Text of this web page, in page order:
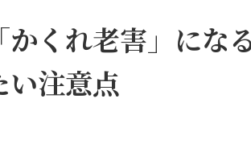
くれ老害」にな
い注意点